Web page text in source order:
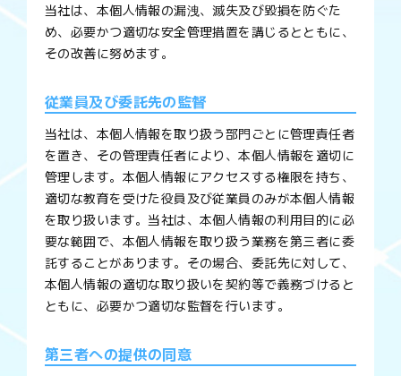
当社は、本個人情報の漏洩、滅失及び毀損を防ぐた
め、必要かつ適切な安全管理措置を講じるとともに、
その改善に努めます。
従業員及び委託先の監督
当社は、本個人情報を取り扱う部門ごとに管理責任者
を置き、その管理責任者により、本個人情報を適切に
管理します。本個人情報にアクセスする権限を持ち、
適切な教育を受けた役員及び従業員のみが本個人情報
を取り扱います。当社は、本個人情報の利用目的に必
要な範囲で、本個人情報を取り扱う業務を第三者に委
託することがあります。その場合、委託先に対して、
本個人情報の適切な取り扱いを契約等で義務づけると
ともに、必要かつ適切な監督を行います。
第三者への提供の同意